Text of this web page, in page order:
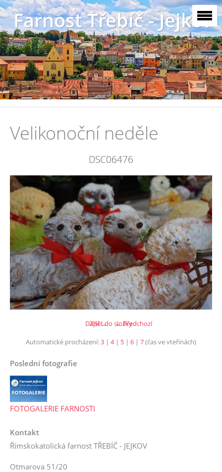
Farnost Třebíč - Jejkov
Velikonoční neděle
DSC06476
← Předchozí
Další →
Zpět do složky
Automatické procházení:3 | 4| 5 | 6 | 7(čas ve vteřinách)
Poslední fotografie
FOTOGALERIE FARNOSTI
Kontakt
Římskokatolická farnost TŘEBÍČ - JEJKOV
Otmarova 51/20